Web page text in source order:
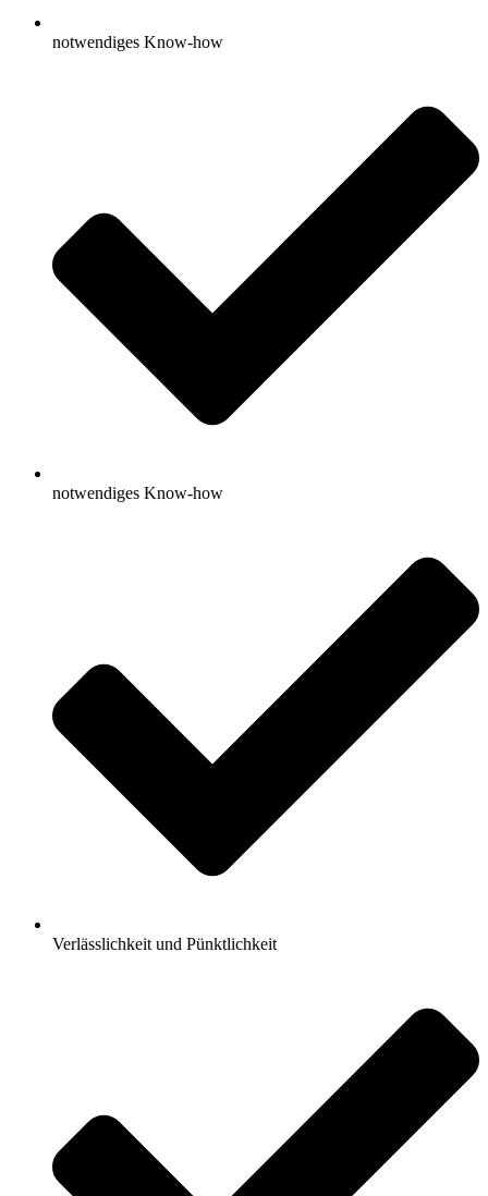
notwendiges Know-how
notwendiges Know-how
Verlässlichkeit und Pünktlichkeit